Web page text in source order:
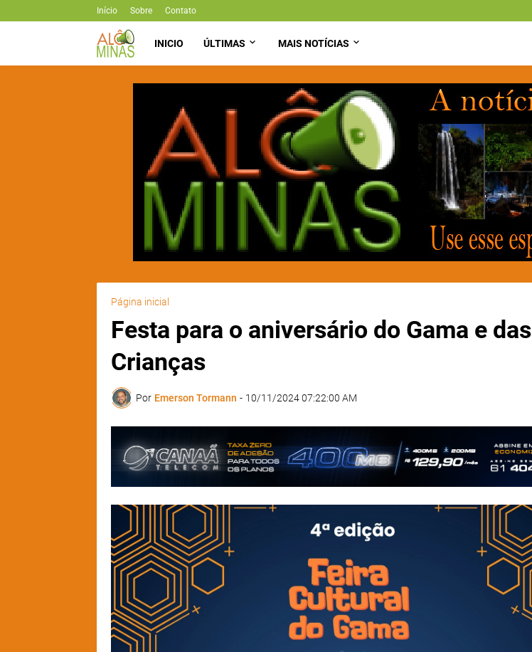
Início Sobre Contato
INICIO ÚLTIMAS MAIS NOTÍCIAS
Página inicial
Festa para o aniversário do Gama e das
Crianças
Por Emerson Tormann - 10/11/2024 07:22:00 AM